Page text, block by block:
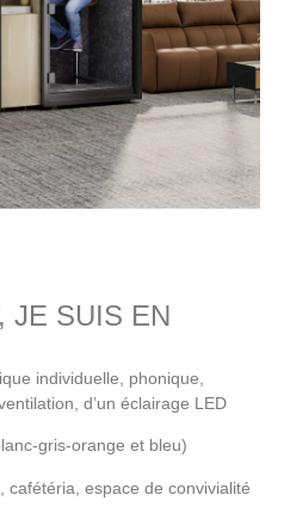
JE SUIS EN
individuelle, phonique,
d’un éclairage LED
gris-orange et bleu)
cafétéria, espace de convivialité